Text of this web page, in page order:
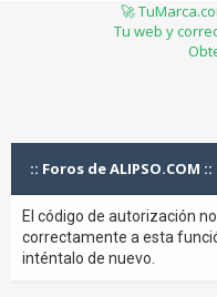
🚀
Tu web y
:: Foros de ALIPSO.COM ::
El código de autorización
correctamente a esta
inténtalo de nuevo.